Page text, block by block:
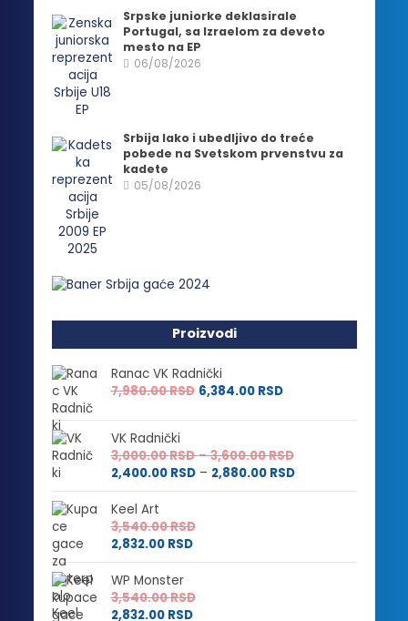
Srpske juniorke deklasirale
Portugal, sa Izraelom za deveto
mesto na EP
06/08/2026
Srbija lako i ubedljivo do treće
pobede na Svetskom prvenstvu za
kadete
05/08/2026
Proizvodi
Ranac VK Radnički
7,980.00RSD 6,384.00 RSD
VK Radnički
3,000.00RSD – 3,600.00RSDRaspon
cena:
od
2,400.00 RSD – 2,880.00 RSDRaspon
cena:
2,880.00 RSD
Keel Art
3,540.00RSD
2,832.00 RSD
WP Monster
3,540.00RSD
2,832.00 RSD